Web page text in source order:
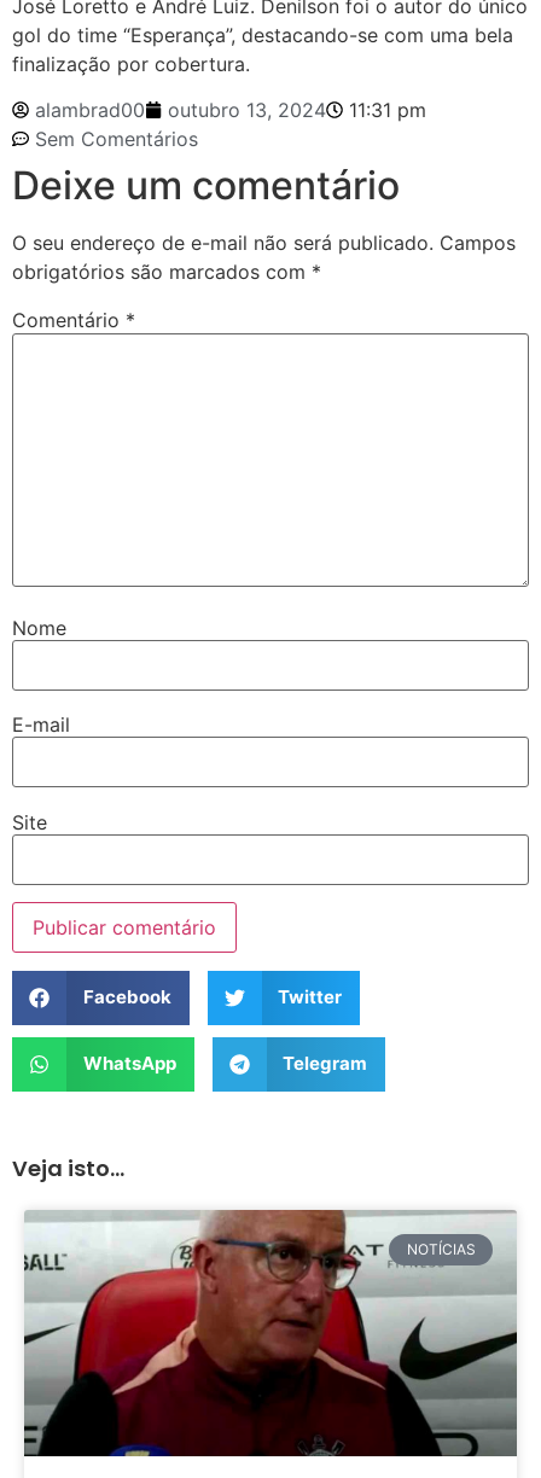
José Loretto e André Luiz. Denilson foi o autor do único
gol do time “Esperança”, destacando-se com uma bela
finalização por cobertura.
alambrad00
outubro 13, 2024
11:31 pm
Sem Comentários
Deixe um comentário
O seu endereço de e-mail não será publicado. Campos
obrigatórios são marcados com *
Comentário *
Nome
E-mail
Site
Facebook Twitter
WhatsApp Telegram
Veja isto...
NOTÍCIAS